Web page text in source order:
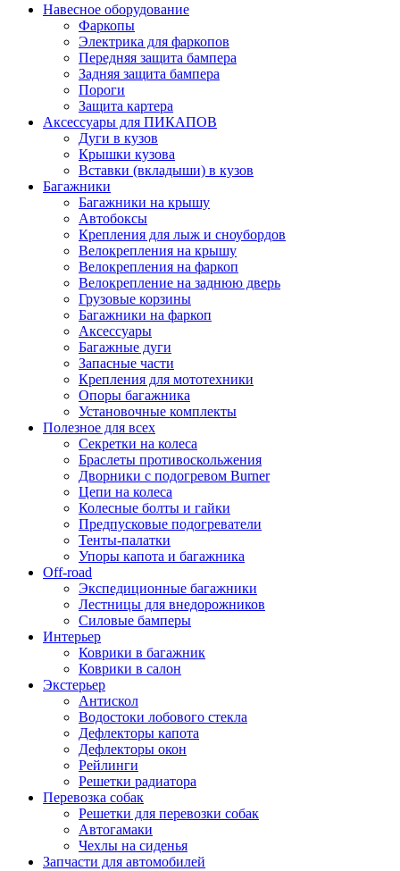
Навесное оборудование
Фаркопы
Электрика для фаркопов
Передняя защита бампера
Задняя защита бампера
Пороги
Защита картера
Аксессуары для ПИКАПОВ
Дуги в кузов
Крышки кузова
Вставки (вкладыши) в кузов
Багажники
Багажники на крышу
Автобоксы
Крепления для лыж и сноубордов
Велокрепления на крышу
Велокрепления на фаркоп
Велокрепление на заднюю дверь
Грузовые корзины
Багажники на фаркоп
Аксессуары
Багажные дуги
Запасные части
Крепления для мототехники
Опоры багажника
Установочные комплекты
Полезное для всех
Секретки на колеса
Браслеты противоскольжения
Дворники с подогревом Burner
Цепи на колеса
Колесные болты и гайки
Предпусковые подогреватели
Тенты-палатки
Упоры капота и багажника
Off-road
Экспедиционные багажники
Лестницы для внедорожников
Силовые бамперы
Интерьер
Коврики в багажник
Коврики в салон
Экстерьер
Антискол
Водостоки лобового стекла
Дефлекторы капота
Дефлекторы окон
Рейлинги
Решетки радиатора
Перевозка собак
Решетки для перевозки собак
Автогамаки
Чехлы на сиденья
Запчасти для автомобилей